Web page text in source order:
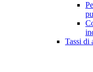
Tassi di